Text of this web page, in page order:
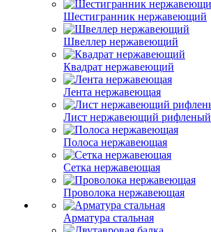
Шестигранник нержавеющий
Швеллер нержавеющий
Квадрат нержавеющий
Лента нержавеющая
Лист нержавеющий рифленый
Полоса нержавеющая
Сетка нержавеющая
Проволока нержавеющая
Арматура стальная